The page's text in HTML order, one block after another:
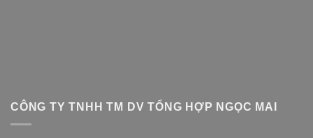
CÔNG TY TNHH TM DV TỔNG HỢP NGỌC MAI